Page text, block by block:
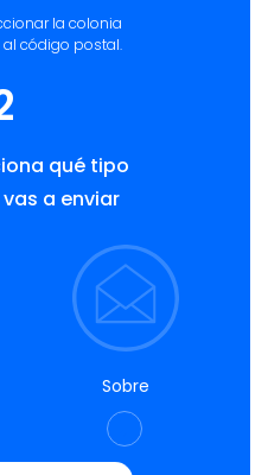
la colonia
código postal.
qué tipo
a enviar
Sobre